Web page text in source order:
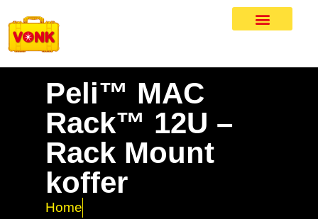
Peli™ MAC
Rack™ 12U –
Rack Mount
koffer
Home